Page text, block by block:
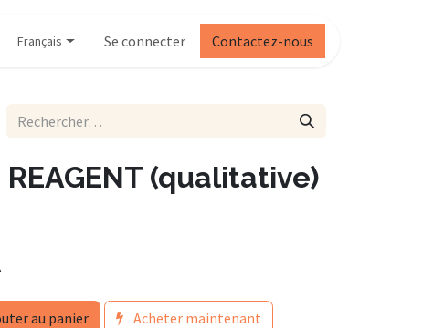
Français Se connecter Contactez-nous
REAGENT (qualitative)
au panier Acheter maintenant